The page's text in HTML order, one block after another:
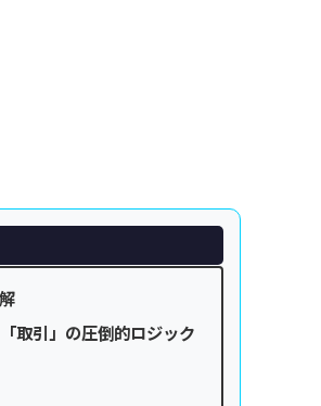
取引」の圧倒的ロジック